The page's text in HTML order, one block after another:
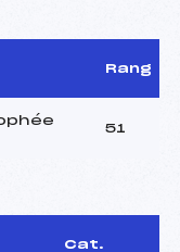
Rang
51
Cat.